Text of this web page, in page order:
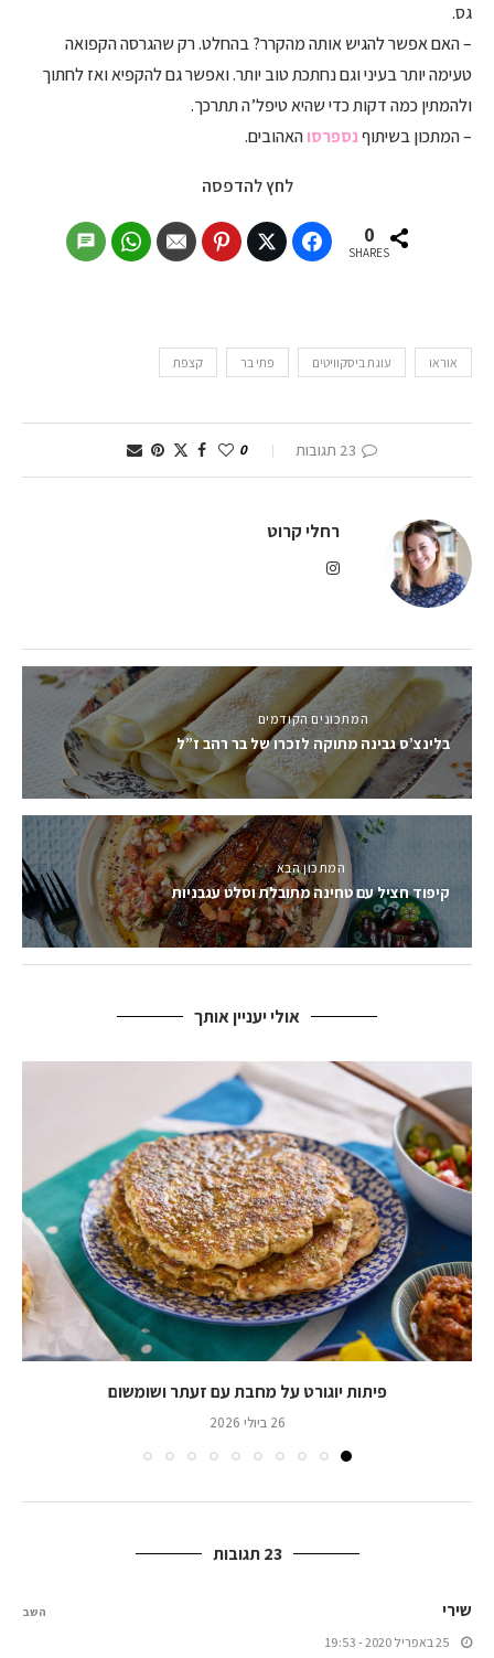
גס.
– האם אפשר להגיש אותה מהקרר? בהחלט. רק שהגרסה הקפואה
טעימה יותר בעיני וגם נחתכת טוב יותר. ואפשר גם להקפיא ואז לחתוך
ולהמתין כמה דקות כדי שהיא טיפל’ה תתרכך.
– המתכון בשיתוףנספרסוהאהובים.
לחץ להדפסה
0
SHARES
אוראו עוגת ביסקוויטים פתי בר קצפת
23 תגובות 0
רחלי קרוט
המתכונים הקודמים
בלינצ’ס גבינה מתוקה לזכרו של בר רהב ז”ל
המתכון הבא
קיפוד חציל עם טחינה מתובלת וסלט עגבניות
אולי יעניין אותך
פיתות יוגורט על מחבת עם זעתר ושומשום
26 ביולי 2026
23 תגובות
שירי
25 באפריל 2020 - 19:53
השב